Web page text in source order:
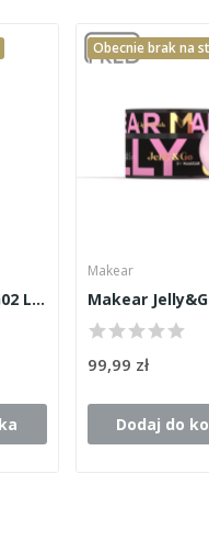
Makear Jelly&Go JG02 Light Pink 15ml
Obecnie brak na
Makear
99,99 zł
Dodaj do